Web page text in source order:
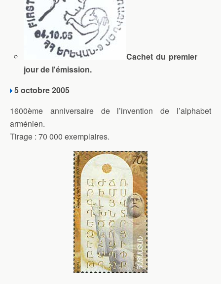
Cachet du premier
jour de l'émission.
5 octobre 2005
1600ème anniversaire de l’invention de l’alphabet
arménien.
Tirage : 70 000 exemplaires.